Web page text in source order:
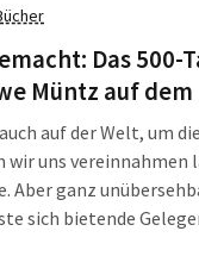
Rampenlicht. Was
übersehen.Das 500-
Müntz auf
auf der Welt, um
wir uns vereinnahmen
Aber ganz
sich bietende